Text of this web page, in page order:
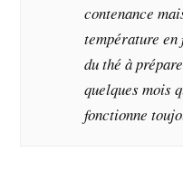
contenance
température en
du thé à
quelques mois
fonctionne